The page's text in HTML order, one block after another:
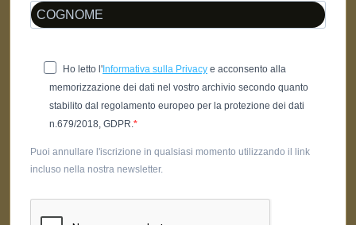
Ho letto l' Informativa sulla Privacy e acconsento alla
memorizzazione dei dati nel vostro archivio secondo quanto
stabilito dal regolamento europeo per la protezione dei dati
n.679/2018, GDPR.
Puoi annullare l'iscrizione in qualsiasi momento utilizzando il link
incluso nella nostra newsletter.